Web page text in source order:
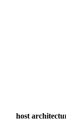
host